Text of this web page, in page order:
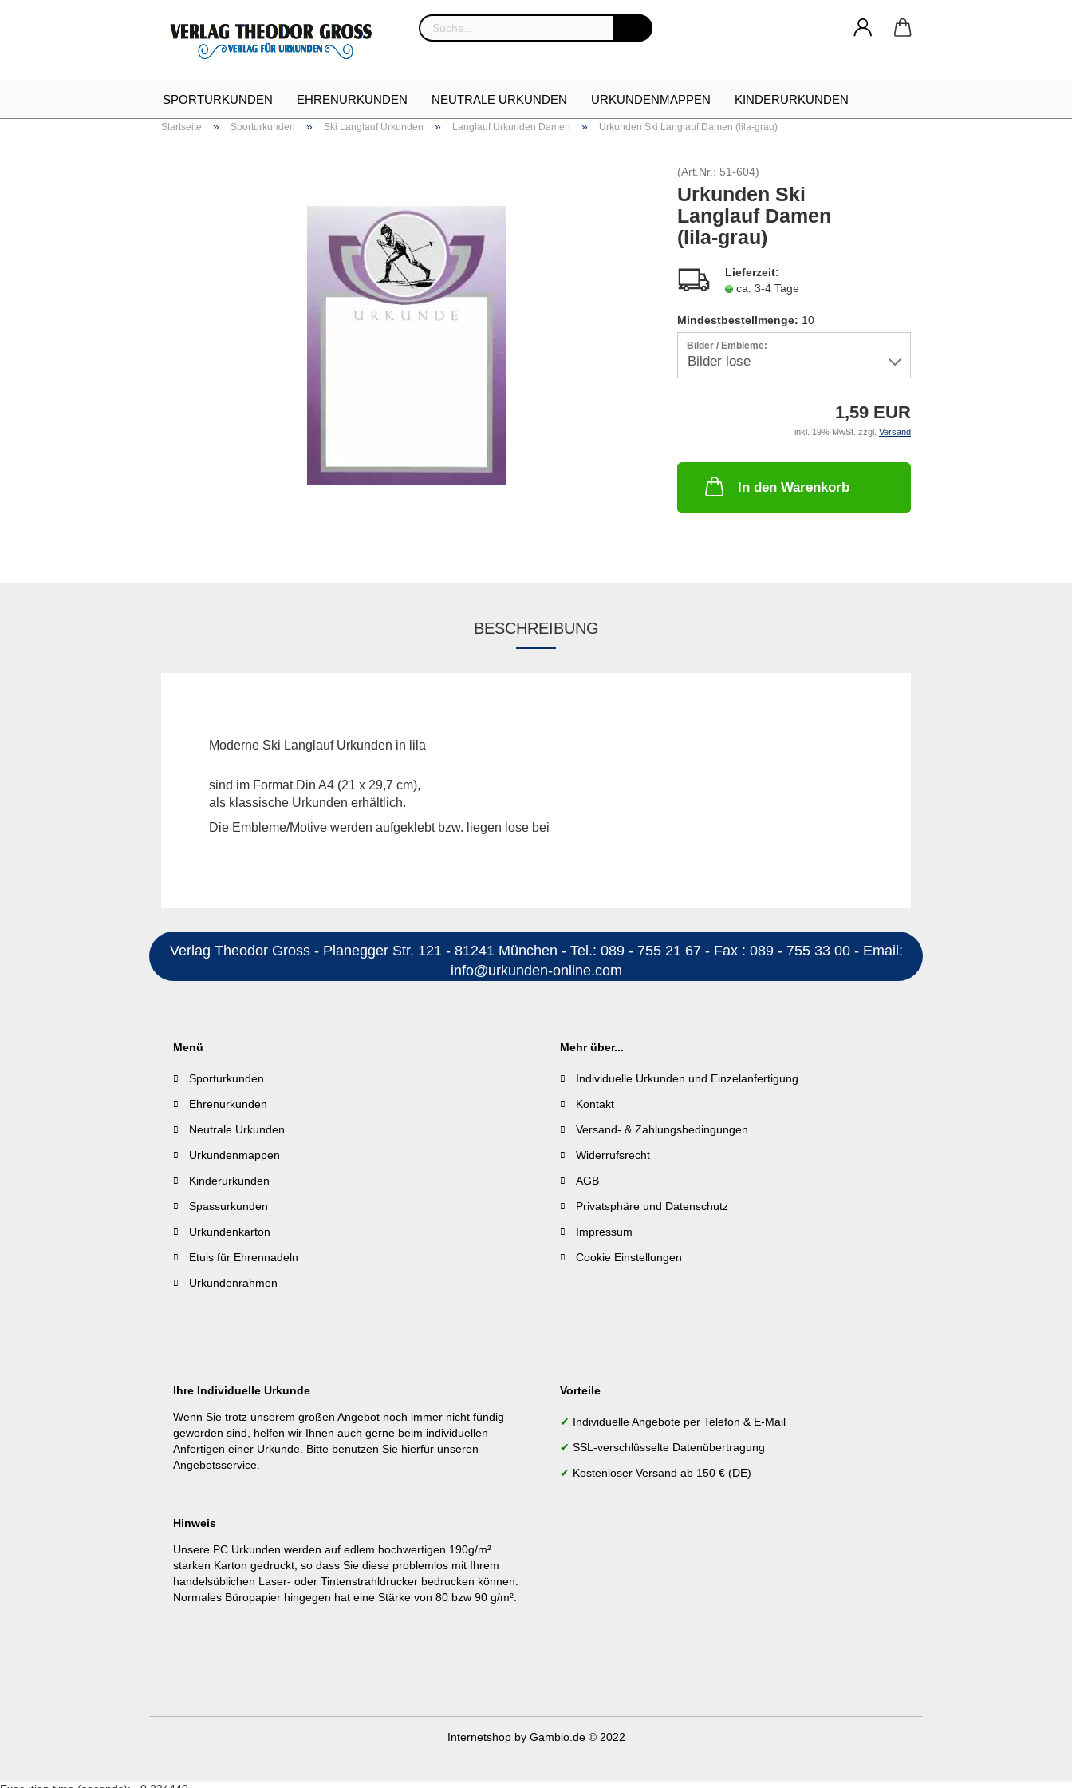
SPORTURKUNDEN EHRENURKUNDEN NEUTRALE URKUNDEN URKUNDENMAPPEN KINDERURKUNDEN
Startseite » Sporturkunden » Ski Langlauf Urkunden » Langlauf Urkunden Damen » Urkunden Ski Langlauf Damen (lila-grau)
(Art.Nr.: 51-604)
Urkunden Ski
Langlauf Damen
(lila-grau)
Lieferzeit:
ca. 3-4 Tage
Mindestbestellmenge: 10
Bilder / Embleme:
1,59 EUR
inkl. 19% MwSt. zzgl. Versand
In den Warenkorb
BESCHREIBUNG
Moderne Ski Langlauf Urkunden in lila
sind im Format Din A4 (21 x 29,7 cm),
als klassische Urkunden erhältlich.
Die Embleme/Motive werden aufgeklebt bzw. liegen lose bei
Verlag Theodor Gross - Planegger Str. 121 - 81241 München - Tel.: 089 - 755 21 67 - Fax : 089 - 755 33 00 - Email:
info@urkunden-online.com
Menü
Sporturkunden
Ehrenurkunden
Neutrale Urkunden
Urkundenmappen
Kinderurkunden
Spassurkunden
Urkundenkarton
Etuis für Ehrennadeln
Urkundenrahmen
Mehr über...
Individuelle Urkunden und Einzelanfertigung
Kontakt
Versand- & Zahlungsbedingungen
Widerrufsrecht
AGB
Privatsphäre und Datenschutz
Impressum
Cookie Einstellungen
Ihre Individuelle Urkunde
Wenn Sie trotz unserem großen Angebot noch immer nicht fündig
geworden sind, helfen wir Ihnen auch gerne beim individuellen
Anfertigen einer Urkunde. Bitte benutzen Sie hierfür unseren
Angebotsservice
Hinweis
Unsere PC Urkunden werden auf edlem hochwertigen 190g/m²
starken Karton gedruckt, so dass Sie diese problemlos mit Ihrem
handelsüblichen Laser- oder Tintenstrahldrucker bedrucken können.
Normales Büropapier hingegen hat eine Stärke von 80 bzw 90 g/m².
Vorteile
✔ Individuelle Angebote per Telefon & E-Mail
✔ SSL-verschlüsselte Datenübertragung
✔ Kostenloser Versand ab 150 € (DE)
Internetshopby Gambio.de © 2022